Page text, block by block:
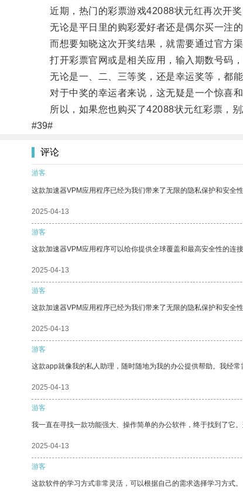
近期，热门的彩票游戏42088状元红再次开奖
无论是平日里的购彩爱好者还是偶尔买一注的
而想要知晓这次开奖结果，就需要通过官方渠
打开彩票官网或是相关应用，输入期数号码，
无论是一、二、三等奖，还是幸运奖等，都能
对于中奖的幸运者来说，这无疑是一个惊喜和
所以，如果您也购买了42088状元红彩票，别
#39#
评论
游客
这款加速器VPM应用程序已经为我们带来了无限的隐私保护和安全性
2025-04-13
游客
这款加速器VPM应用程序可以给你提供全球覆盖和最高安全性的连接
2025-04-13
游客
这款加速器VPM应用程序已经为我们带来了无限的隐私保护和安全性
2025-04-13
游客
这款app就像我的私人助理，随时随地为我的办公提供帮助。我经
2025-04-13
游客
我一直在寻找一款功能强大、操作简单的办公软件，终于找到了它
2025-04-13
游客
这款软件的学习方式非常灵活，可以根据自己的需求选择学习方式。